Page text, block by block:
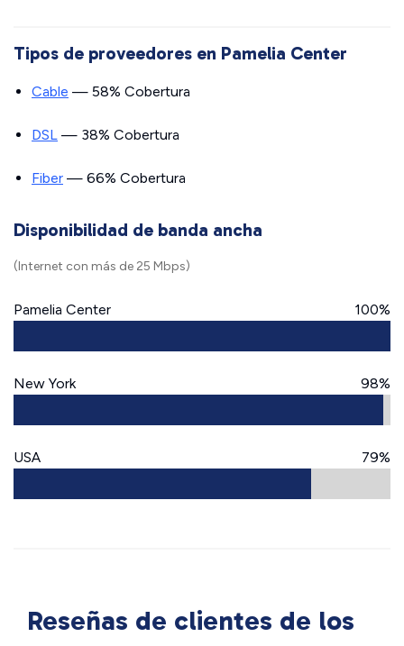
Tipos de proveedores en Pamelia Center
Cable — 58% Cobertura
DSL — 38% Cobertura
Fiber — 66% Cobertura
Disponibilidad de banda ancha
(Internet con más de 25 Mbps)
Pamelia Center 100%
New York 98%
USA 79%
Reseñas de clientes de los